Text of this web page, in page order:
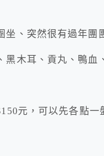
坐、突然很有過年團
黑木耳、貢丸、鴨血
元，可以先各點一